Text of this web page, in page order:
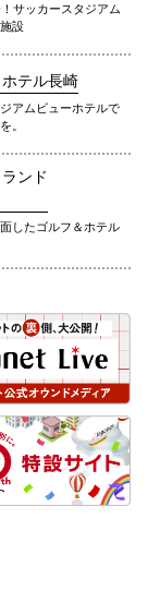
サッカースタジアム
設
テル長崎
アムビューホテルで
。
ンド
したゴルフ＆ホテル